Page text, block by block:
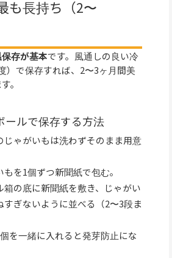
も長持ち（2〜
存が基本です。風通しの良い冷
）で保存すれば、2〜3ヶ月間美
。
ールで保存する方法
じゃがいもは洗わずそのまま用意
もを1個ずつ新聞紙で包む。
箱の底に新聞紙を敷き、じゃがい
すぎないように並べる（2〜3段ま
を一緒に入れると発芽防止にな